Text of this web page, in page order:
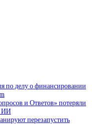
по делу о финансировании
и Ответов» потеряли
ИИ
перезапустить